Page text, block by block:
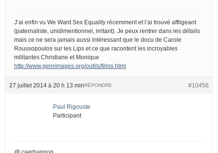
J’ai enfin vu We Want Sex Equality récemment et l’ai trouvé affligeant
(paternaliste, unidimentionnel, irritant). Je peux rentrer dans les détails
mais ce ne sera jamais aussi intéressant que le docu de Carole
Roussopoulos sur les Lips et ce que racontent les incroyables
militantes Christiane et Monique
http://www.genrimages.org/outils/films.html
27 juillet 2014 à 20 h 13 min #10456
RÉPONDRE
Paul Rigouste
Participant